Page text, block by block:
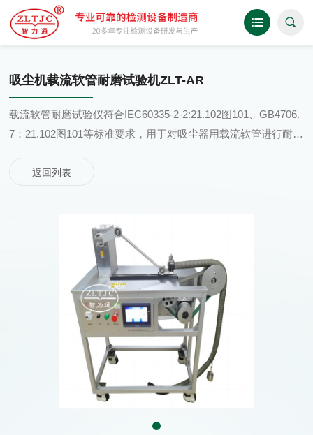
吸尘机载流软管耐磨试验机ZLT-AR
载流软管耐磨试验仪符合IEC60335-2-2:21.102图101、GB4706.
7：21.102图101等标准要求，用于对吸尘器用载流软管进行耐磨
返回列表